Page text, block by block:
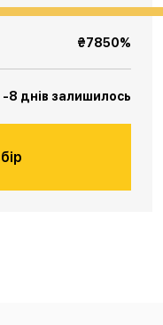
₴7850%
-8 днів залишилось